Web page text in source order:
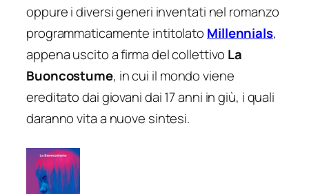
oppure i diversi generi inventati nel romanzo
programmaticamente intitolato Millennials,
appena uscito a firma del collettivo La
Buoncostume, in cui il mondo viene
ereditato dai giovani dai 17 anni in giù, i quali
daranno vita a nuove sintesi.